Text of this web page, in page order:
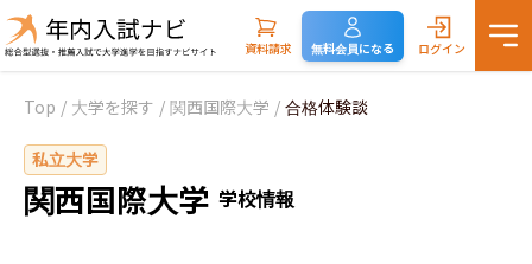
資料請求 無料会員になる ログイン
Top / 大学を探す / 関西国際大学 / 合格体験談
私立大学
関西国際大学 学校情報